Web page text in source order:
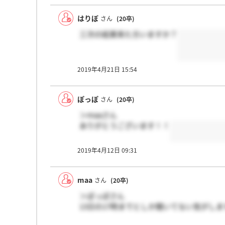
はりぼ さん (20卒)
三次の結果来た方いますか？
2019年4月21日 15:54
ぽっぽ さん (20卒)
＞maaさん
ありがとうございます！！
2019年4月12日 09:31
maa さん (20卒)
＞ぽっぽさん
13日の17時までとしか聞いてない気がし